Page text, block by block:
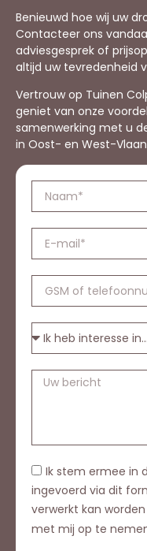
Benieuwd hoe wij uw
Contacteer ons
adviesgesprek of
altijd uw tevredenheid
Vertrouw op Tuinen
geniet van onze
samenwerking met u
in Oost- en West-
Ik stem ermee in
ingevoerd via dit
verwerkt kan
met mij op te